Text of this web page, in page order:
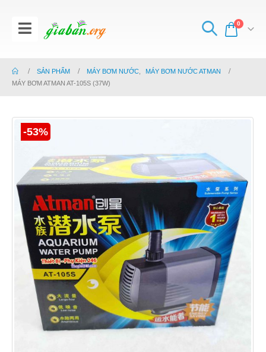
0
SẢN PHẨM MÁY BƠM NƯỚC
MÁY BƠM NƯỚC ATMAN
MÁY BƠM ATMAN AT-105S (37W)
-53%